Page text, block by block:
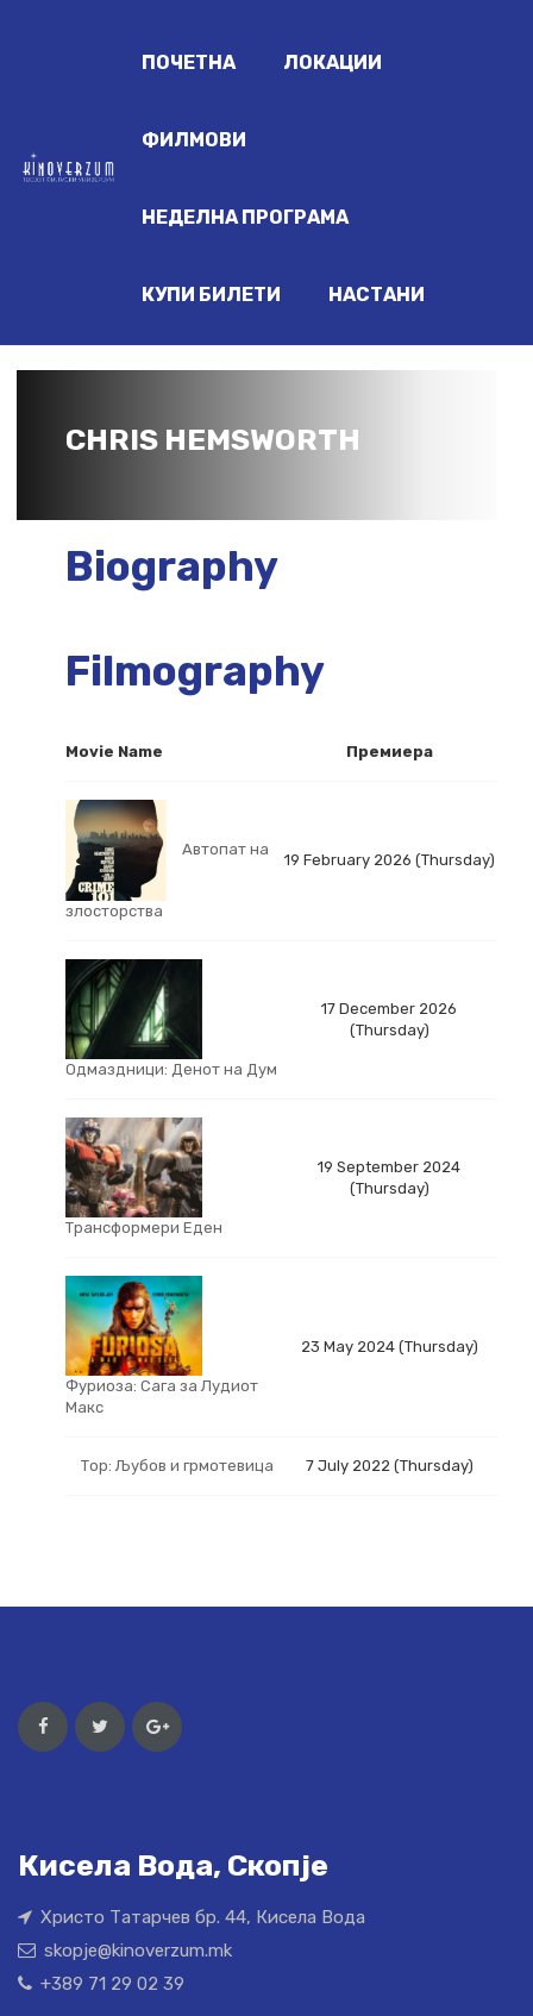
ПОЧЕТНА ЛОКАЦИИ
ФИЛМОВИ
НЕДЕЛНА ПРОГРАМА
КУПИ БИЛЕТИ НАСТАНИ
CHRIS HEMSWORTH
Biography
Filmography
Movie Name Премиера
Автопат на
злосторства
19 February 2026 (Thursday)
Одмаздници: Денот на Дум
17 December 2026
(Thursday)
Трансформери Еден
19 September 2024
(Thursday)
Фуриоза: Сага за Лудиот
Макс
23 May 2024 (Thursday)
Тор: Љубов и грмотевица 7 July 2022 (Thursday)
Кисела Вода, Скопје
Христо Татарчев бр. 44, Кисела Вода
skopje@kinoverzum.mk
+389 71 29 02 39